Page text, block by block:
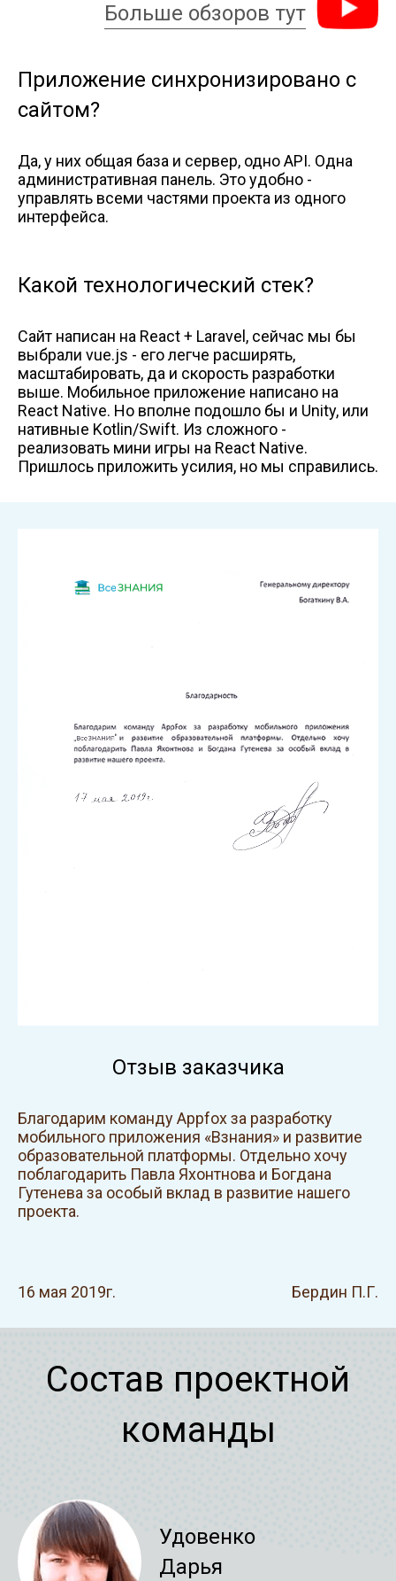
Больше обзоров тут
Приложение синхронизировано с
сайтом?
Да, у них общая база и сервер, одно API. Одна
административная панель. Это удобно -
управлять всеми частями проекта из одного
интерфейса.
Какой технологический стек?
Сайт написан на React + Laravel, сейчас мы бы
выбрали vue.js - его легче расширять,
масштабировать, да и скорость разработки
выше. Мобильное приложение написано на
React Native. Но вполне подошло бы и Unity, или
нативные Kotlin/Swift. Из сложного -
реализовать мини игры на React Native.
Пришлось приложить усилия, но мы справились.
Отзыв заказчика
Благодарим команду Аррfох за разработку
мобильного приложения «Взнания» и развитие
образовательной платформы. Отдельно хочу
поблагодарить Павла Яхонтнова и Богдана
Гутенева за особый вклад в развитие нашего
проекта.
16 мая 2019г. Бердин П.Г.
Состав проектной
команды
Удовенко
Дарья